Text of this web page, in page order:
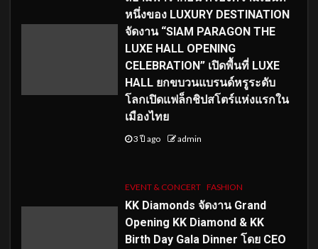
หนึ่งของ LUXURY DESTINATION
จัดงาน “SIAM PARAGON THE
LUXE HALL OPENING
CELEBRATION” เปิดพื้นที่ LUXE
HALL ยกขบวนแบรนด์หรูระดับ
โลกเปิดแฟล็กชิปสโตร์แห่งแรกใน
เมืองไทย
3 ปี ago admin
EVENT & CONCERT FASHION
KK Diamonds จัดงาน Grand
Opening KK Diamond & KK
Birth Day Gala Dinner โดย CEO